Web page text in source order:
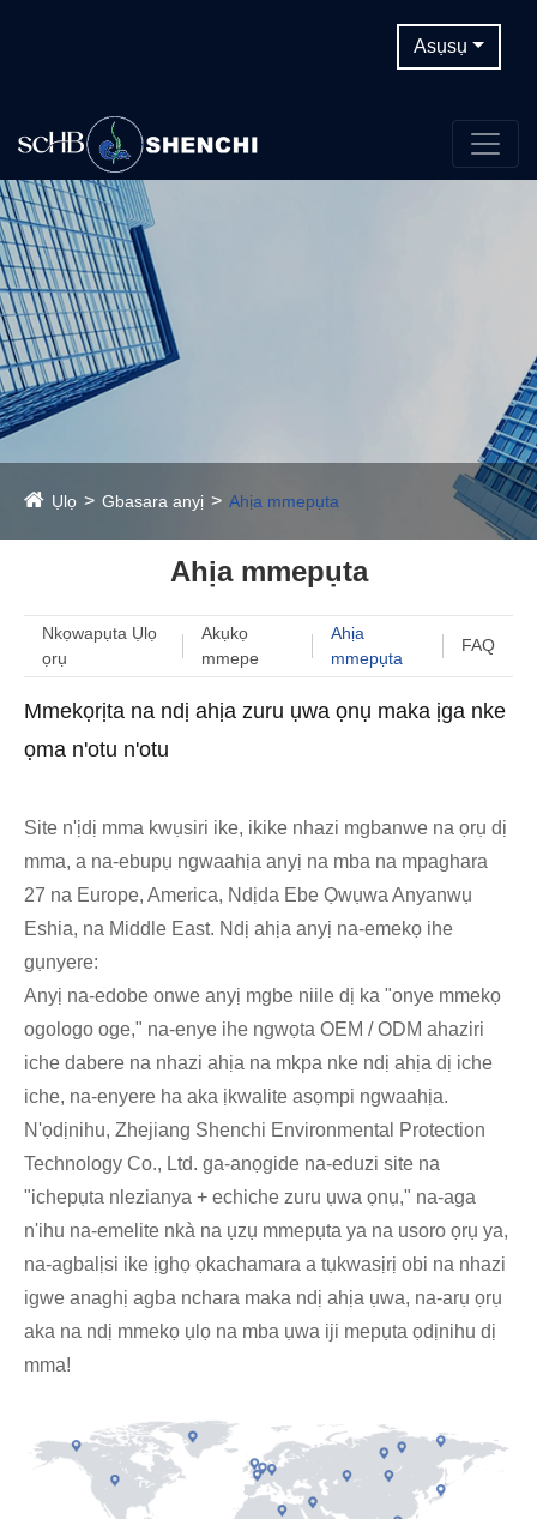
Asụsụ
Ụlọ Gbasara anyị Ahịa mmepụta
Ahịa mmepụta
Nkọwapụta Ụlọ
ọrụ
Akụkọ
mmepe
Ahịa
mmepụta
FAQ
Mmekọrịta na ndị ahịa zuru ụwa ọnụ maka ịga nke
ọma n'otu n'otu
Site n'ịdị mma kwụsiri ike, ikike nhazi mgbanwe na ọrụ dị
mma, a na-ebupụ ngwaahịa anyị na mba na mpaghara
27 na Europe, America, Ndịda Ebe Ọwụwa Anyanwụ
Eshia, na Middle East. Ndị ahịa anyị na-emekọ ihe
gụnyere:
Anyị na-edobe onwe anyị mgbe niile dị ka "onye mmekọ
ogologo oge," na-enye ihe ngwọta OEM / ODM ahaziri
iche dabere na nhazi ahịa na mkpa nke ndị ahịa dị iche
iche, na-enyere ha aka ịkwalite asọmpi ngwaahịa.
N'ọdịnihu, Zhejiang Shenchi Environmental Protection
Technology Co., Ltd. ga-anọgide na-eduzi site na
"ichepụta nlezianya + echiche zuru ụwa ọnụ," na-aga
n'ihu na-emelite nkà na ụzụ mmepụta ya na usoro ọrụ ya,
na-agbalịsi ike ịghọ ọkachamara a tụkwasịrị obi na nhazi
igwe anaghị agba nchara maka ndị ahịa ụwa, na-arụ ọrụ
aka na ndị mmekọ ụlọ na mba ụwa iji mepụta ọdịnihu dị
mma!